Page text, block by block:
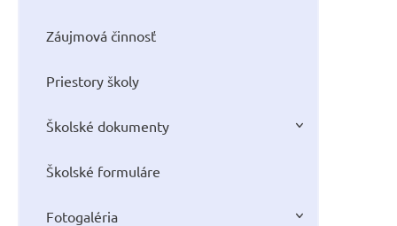
Záujmová činnosť
Priestory školy
Školské dokumenty
Školské formuláre
Fotogaléria